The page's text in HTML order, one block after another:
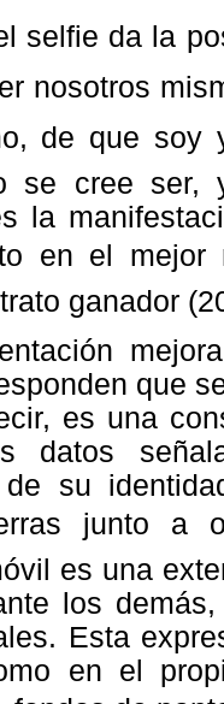
selfie da la
nosotros
de que soy
se cree ser,
la
en el
ganador
que
es una
datos
de su
junto a
es una
los
Esta
en el